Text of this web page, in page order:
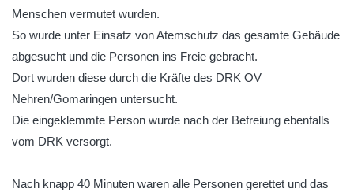
Menschen vermutet wurden.
So wurde unter Einsatz von Atemschutz das gesamte Gebäude
abgesucht und die Personen ins Freie gebracht.
Dort wurden diese durch die Kräfte des DRK OV
Nehren/Gomaringen untersucht.
Die eingeklemmte Person wurde nach der Befreiung ebenfalls
vom DRK versorgt.
Nach knapp 40 Minuten waren alle Personen gerettet und das